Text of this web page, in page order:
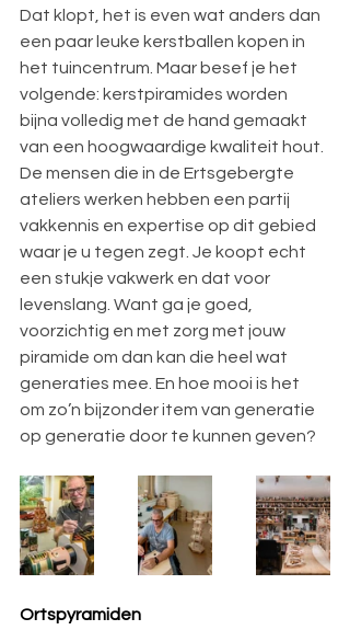
Dat klopt, het is even wat anders dan
een paar leuke kerstballen kopen in
het tuincentrum. Maar besef je het
volgende: kerstpiramides worden
bijna volledig met de hand gemaakt
van een hoogwaardige kwaliteit hout.
De mensen die in de Ertsgebergte
ateliers werken hebben een partij
vakkennis en expertise op dit gebied
waar je u tegen zegt. Je koopt echt
een stukje vakwerk en dat voor
levenslang. Want ga je goed,
voorzichtig en met zorg met jouw
piramide om dan kan die heel wat
generaties mee. En hoe mooi is het
om zo’n bijzonder item van generatie
op generatie door te kunnen geven?
Ortspyramiden